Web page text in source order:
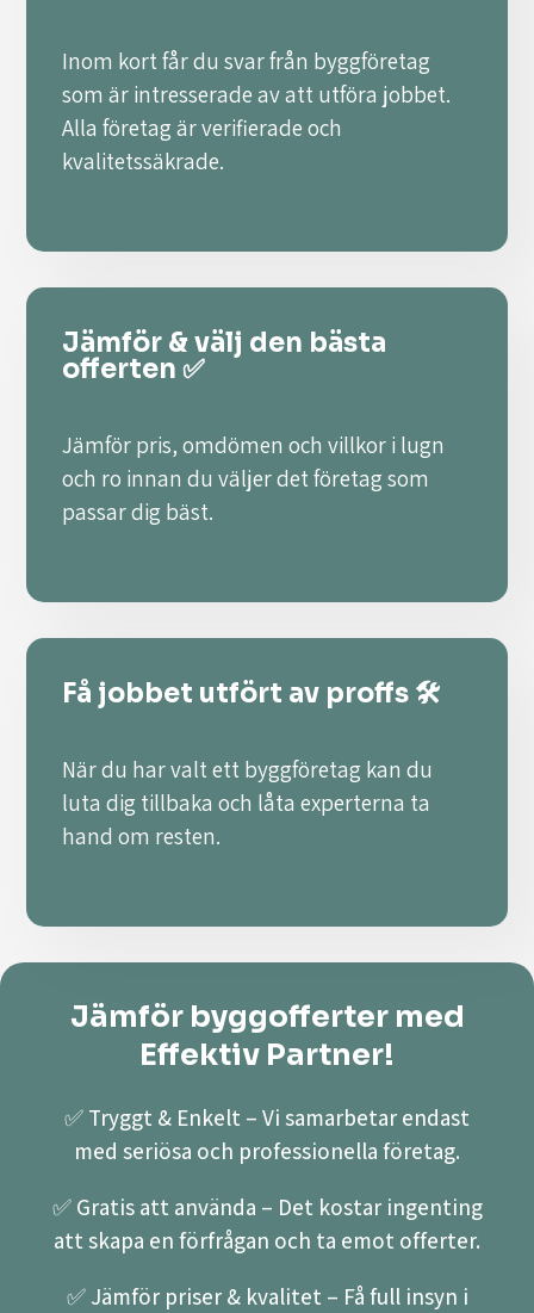
Inom kort får du svar från byggföretag
som är intresserade av att utföra jobbet.
Alla företag är verifierade och
kvalitetssäkrade.
Jämför & välj den bästa
offerten ✅
Jämför pris, omdömen och villkor i lugn
och ro innan du väljer det företag som
passar dig bäst.
Få jobbet utfört av proffs 🛠️
När du har valt ett byggföretag kan du
luta dig tillbaka och låta experterna ta
hand om resten.
Jämför byggofferter med
Effektiv Partner!
✅ Tryggt & Enkelt – Vi samarbetar endast
med seriösa och professionella företag.
✅ Gratis att använda – Det kostar ingenting
att skapa en förfrågan och ta emot offerter.
✅ Jämför priser & kvalitet – Få full insyn i